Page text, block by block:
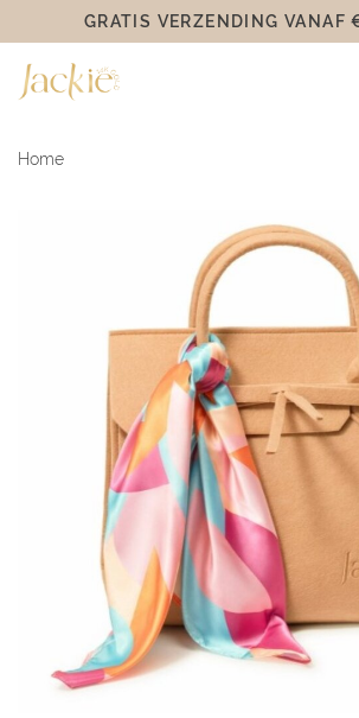
GRATIS VERZENDING
Home